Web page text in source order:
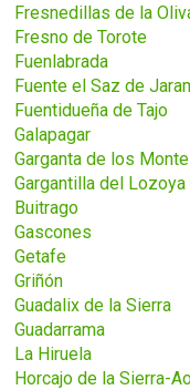
Fresnedillas de la
Fresno de Torote
Fuenlabrada
Fuente el Saz de
Fuentidueña de Tajo
Galapagar
Garganta de los
Gargantilla del
Buitrago
Gascones
Getafe
Griñón
Guadalix de la Sierra
Guadarrama
La Hiruela
Horcajo de la Sierra-